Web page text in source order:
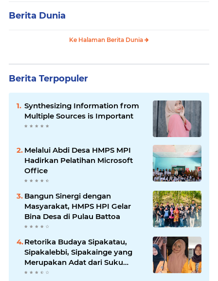
Berita Dunia
Ke Halaman Berita Dunia
Berita Terpopuler
Synthesizing Information from
Multiple Sources is Important
Melalui Abdi Desa HMPS MPI
Hadirkan Pelatihan Microsoft
Office
Bangun Sinergi dengan
Masyarakat, HMPS HPI Gelar
Bina Desa di Pulau Battoa
Retorika Budaya Sipakatau,
Sipakalebbi, Sipakainge yang
Merupakan Adat dari Suku
Bugis